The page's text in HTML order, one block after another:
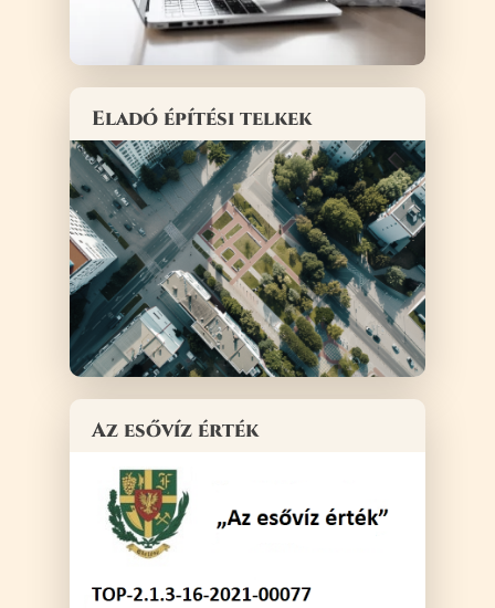
Eladó építési telkek
Az esővíz érték